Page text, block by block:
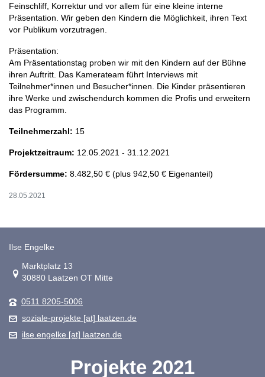
Feinschliff, Korrektur und vor allem für eine kleine interne
Präsentation. Wir geben den Kindern die Möglichkeit, ihren Text
vor Publikum vorzutragen.
Präsentation:
Am Präsentationstag proben wir mit den Kindern auf der Bühne
ihren Auftritt. Das Kamerateam führt Interviews mit
Teilnehmer*innen und Besucher*innen. Die Kinder präsentieren
ihre Werke und zwischendurch kommen die Profis und erweitern
das Programm.
Teilnehmerzahl: 15
Projektzeitraum: 12.05.2021 - 31.12.2021
Fördersumme: 8.482,50 € (plus 942,50 € Eigenanteil)
28.05.2021
Ilse Engelke
Link zur Google-Maps Navigation
Marktplatz 13
30880 Laatzen OT Mitte
0511 8205-5006
soziale-projekte [at] laatzen.de
ilse.engelke [at] laatzen.de
Projekte 2021